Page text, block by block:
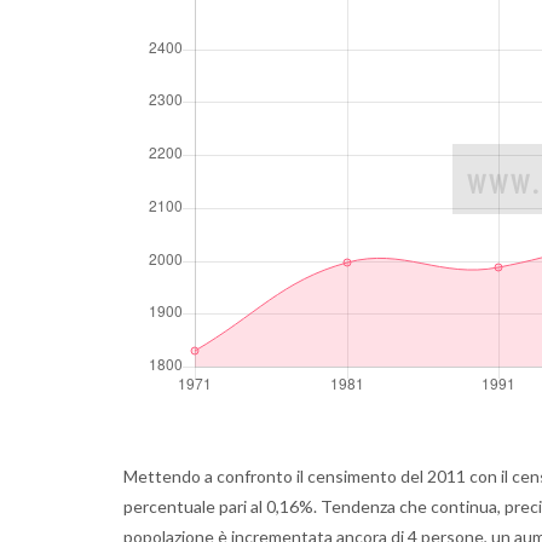
Mettendo a confronto il censimento del 2011 con il
percentuale pari al 0,16%. Tendenza che continua,
popolazione è incrementata ancora di 4 persone, un